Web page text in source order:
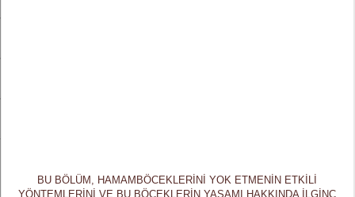
BU BÖLÜM, HAMAMBÖCEKLERINI YOK ETMENIN ETKILI
YÖNTEMLERINI VE BU BÖCEKLERIN YAŞAMI HAKKINDA ILGINÇ